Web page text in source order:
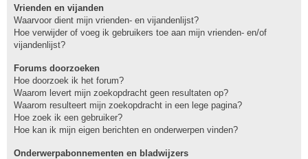
Vrienden en vijanden
Waarvoor dient mijn vrienden- en vijandenlijst?
Hoe verwijder of voeg ik gebruikers toe aan mijn vrienden- en/of
vijandenlijst?
Forums doorzoeken
Hoe doorzoek ik het forum?
Waarom levert mijn zoekopdracht geen resultaten op?
Waarom resulteert mijn zoekopdracht in een lege pagina?
Hoe zoek ik een gebruiker?
Hoe kan ik mijn eigen berichten en onderwerpen vinden?
Onderwerpabonnementen en bladwijzers